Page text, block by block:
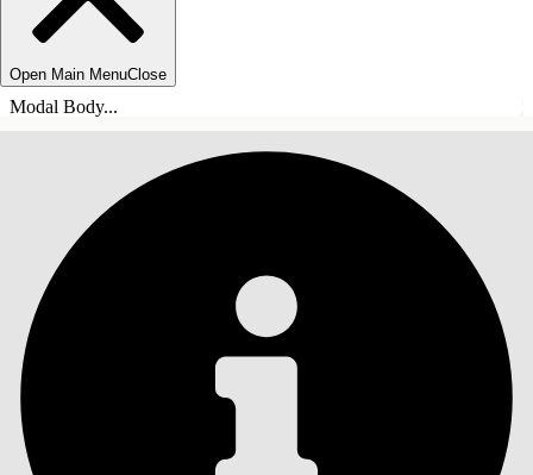
Open Main MenuClose
Modal Body...
目錄